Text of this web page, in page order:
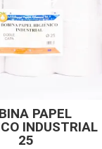
PAPEL
INDUSTRIAL
25